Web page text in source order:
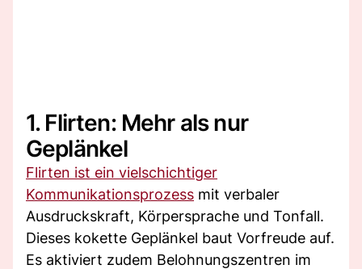
1. Flirten: Mehr als nur
Geplänkel
Flirten ist ein vielschichtiger
Kommunikationsprozess mit verbaler
Ausdruckskraft, Körpersprache und Tonfall.
Dieses kokette Geplänkel baut Vorfreude auf.
Es aktiviert zudem Belohnungszentren im